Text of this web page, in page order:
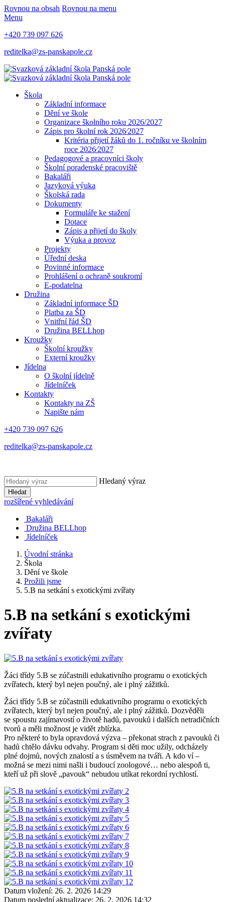
Rovnou na obsah Rovnou na menu
Menu
+420 739 097 626
reditelka@zs-panskapole.cz
Škola
Základní informace
Dění ve škole
Organizace školního roku 2026/2027
Zápis pro školní rok 2026⁄2027
Kritéria přijetí žáků do 1. ročníku ve školním
roce 2026⁄2027
Pedagogové a pracovníci školy
Školní poradenské pracoviště
Bakaláři
Jazyková výuka
Školská rada
Dokumenty
Formuláře ke stažení
Dotace
Zápis a přijetí do školy
Výuka a provoz
Projekty
Úřední deska
Povinné informace
Prohlášení o ochraně soukromí
E-podatelna
Družina
Základní informace ŠD
Platba za ŠD
Vnitřní řád ŠD
Družina BELLhop
Kroužky
Školní kroužky
Externí kroužky
Jídelna
O školní jídelně
Jídelníček
Kontakty
Kontakty na ZŠ
Napište nám
+420 739 097 626
reditelka@zs-panskapole.cz
Hledaný výraz
Hledat
rozšířené vyhledávání
Bakaláři
Družina BELLhop
Jídelníček
Úvodní stránka
Škola
Dění ve škole
Prožili jsme
5.B na setkání s exotickými zvířaty
5.B na setkání s exotickými
zvířaty
Žáci třídy 5.B se zúčastnili edukativního programu o exotických
zvířatech, který byl nejen poučný, ale i plný zážitků.
Žáci třídy 5.B se zúčastnili edukativního programu o exotických
zvířatech, který byl nejen poučný, ale i plný zážitků. Dozvěděli
se spoustu zajímavostí o životě hadů, pavouků i dalších netradičních
tvorů a měli možnost je vidět zblízka.
Pro některé to byla opravdová výzva – překonat strach z pavouků či
hadů chtělo dávku odvahy. Program si děti moc užily, odcházely
plné dojmů, nových znalostí a s úsměvem na tváři. A kdo ví –
možná se mezi nimi našli i budoucí zoologové… nebo alespoň ti,
kteří už při slově „pavouk“ nebudou utíkat rekordní rychlostí.
Datum vložení: 26. 2. 2026 14:29
Datum poslední aktualizace: 26. 2. 2026 14:32